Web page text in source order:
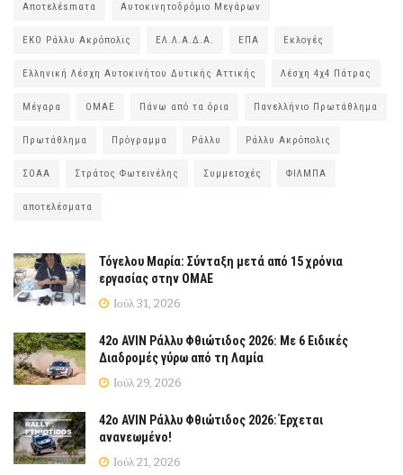
Αποτελέsmατα Αυτοκινητοδρόμιο Μεγάρων
ΕΚΟ Ράλλυ Ακρόπολις ΕΛ.Λ.Α.Δ.Α. ΕΠΑ Εκλογές
Ελληνική Λέσχη Αυτοκινήτου Δυτικής Αττικής Λέσχη 4χ4 Πάτρας
Μέγαρα ΟΜΑΕ Πάνω από τα όρια Πανελλήνιο Πρωτάθλημα
Πρωτάθλημα Πρόγραμμα Ράλλυ Ράλλυ Ακρόπολις
ΣΟΑΑ Στράτος Φωτεινέλης Συμμετοχές ΦΙΛΜΠΑ
αποτελέσματα
Τόγελου Μαρία: Σύνταξη μετά από 15 χρόνια
εργασίας στην ΟΜΑΕ
Ιούλ 31, 2026
42ο AVIN Ράλλυ Φθιώτιδος 2026: Με 6 Ειδικές
Διαδρομές γύρω από τη Λαμία
Ιούλ 29, 2026
42ο AVIN Ράλλυ Φθιώτιδος 2026: Έρχεται
ανανεωμένο!
Ιούλ 21, 2026